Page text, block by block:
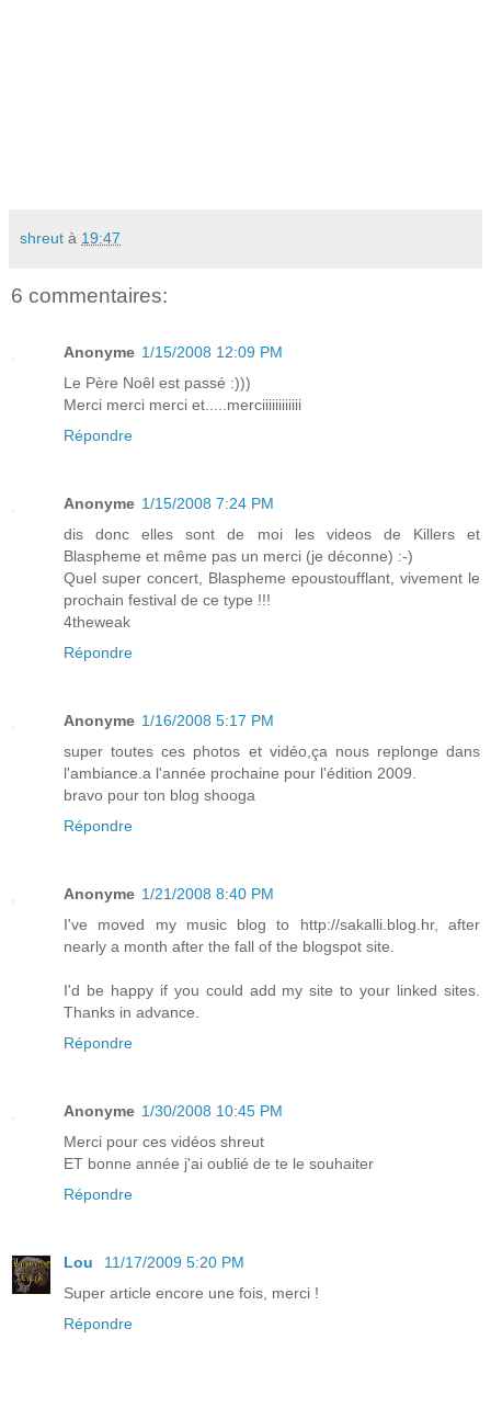
shreut à 19:47
6 commentaires:
Anonyme 1/15/2008 12:09 PM
Le Père Noêl est passé :)))
Merci merci merci et.....merciiiiiiiiiiii
Répondre
Anonyme 1/15/2008 7:24 PM
dis donc elles sont de moi les videos de Killers et
Blaspheme et même pas un merci (je déconne) :-)
Quel super concert, Blaspheme epoustoufflant, vivement le
prochain festival de ce type !!!
4theweak
Répondre
Anonyme 1/16/2008 5:17 PM
super toutes ces photos et vidéo,ça nous replonge dans
l'ambiance.a l'année prochaine pour l'édition 2009.
bravo pour ton blog shooga
Répondre
Anonyme 1/21/2008 8:40 PM
I've moved my music blog to http://sakalli.blog.hr, after
nearly a month after the fall of the blogspot site.
I'd be happy if you could add my site to your linked sites.
Thanks in advance.
Répondre
Anonyme 1/30/2008 10:45 PM
Merci pour ces vidéos shreut
ET bonne année j'ai oublié de te le souhaiter
Répondre
Lou
11/17/2009 5:20 PM
Super article encore une fois, merci !
Répondre